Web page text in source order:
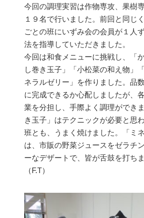
今回の調理実習は作物専攻、果樹
１９名で行いました。前回と同じ
ごとの班にいずみ会の会員が１人
法を指導していただきました。
今回は和食メニューに挑戦し、「
し巻き玉子」「小松菜の和え物」
ネラルゼリー」を作りました。品
に完成できるか心配しましたが、
業を分担し、手際よく調理ができ
き玉子」はテクニックが必要と思
班とも、うまく焼けました。「ミ
は、市販の野菜ジュースをゼラチ
ーなデザートで、皆が舌鼓を打ちま
（F.T）